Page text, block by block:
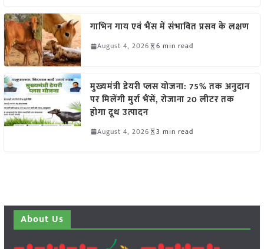
गाभिन गाय एवं भैंस में संभावित प्रसव के लक्षण
August 4, 2026 6 min read
मुख्यमंत्री डेयरी प्लस योजना: 75% तक अनुदान
पर मिलेंगी मुर्रा भैंसें, रोजाना 20 लीटर तक
होगा दूध उत्पादन
August 4, 2026 3 min read
About Us